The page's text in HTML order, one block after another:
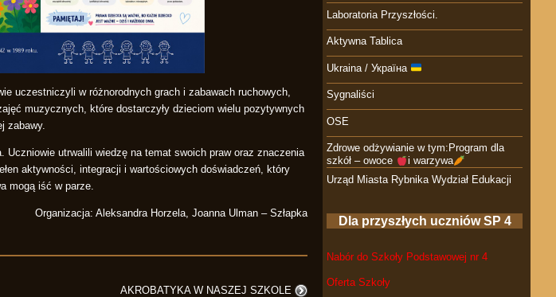
uczestniczyli w różnorodnych grach i zabawach ruchowych,
muzycznych, które dostarczyły dzieciom wielu pozytywnych
zabawy.
Uczniowie utrwalili wiedzę na temat swoich praw oraz znaczenia
aktywności, integracji i wartościowych doświadczeń, który
mogą iść w parze.
Organizacja: Aleksandra Horzela, Joanna Ulman – Szłapka
AKROBATYKA W NASZEJ SZKOLE
Laboratoria Przyszłości.
Aktywna Tablica
Ukraina / Україна
Sygnaliści
OSE
Zdrowe odżywianie w tym:Program dla
szkół – owoce
i warzywa
Urząd Miasta Rybnika Wydział Edukacji
Dla przyszłych uczniów SP 4
Nabór do Szkoły Podstawowej nr 4
Oferta Szkoły